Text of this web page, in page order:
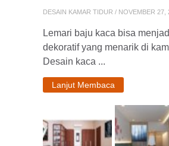
DESAIN KAMAR TIDUR / NOVEMBER 27,
Lemari baju kaca bisa
dekoratif yang menarik di
Desain kaca ...
Lanjut Membaca